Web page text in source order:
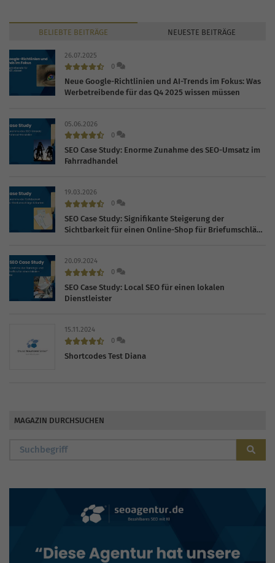
BELIEBTE BEITRÄGE NEUESTE BEITRÄGE
26.07.2025
0
Neue Google-Richtlinien und AI-Trends im Fokus: Was
Werbetreibende für das Q4 2025 wissen müssen
05.06.2026
0
SEO Case Study: Enorme Zunahme des SEO-Umsatz im
Fahrradhandel
19.03.2026
0
SEO Case Study: Signifikante Steigerung der
Sichtbarkeit für einen Online-Shop für Briefumschläge
20.09.2024
0
SEO Case Study: Local SEO für einen lokalen
Dienstleister
15.11.2024
0
Shortcodes Test Diana
MAGAZIN DURCHSUCHEN